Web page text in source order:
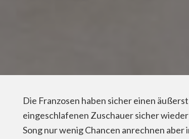
Die Franzosen haben sicher einen
eingeschlafenen Zuschauer sicher
Song nur wenig Chancen anrechnen